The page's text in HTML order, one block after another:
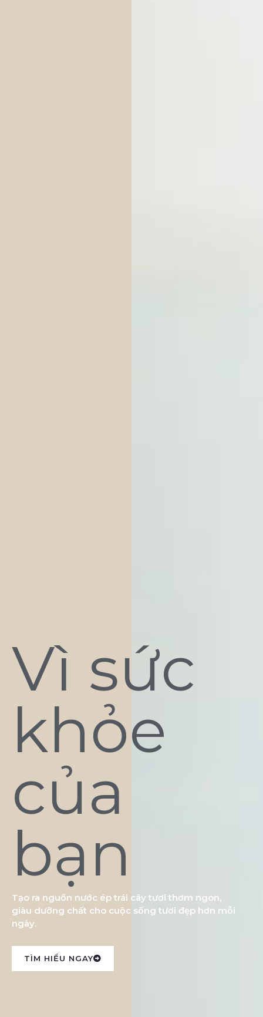
Vì sức
khỏe
của
bạn
Tạo ra nguồn nước ép trái cây tươi thơm ngon,
giàu dưỡng chất cho cuộc sống tươi đẹp hơn mỗi
ngày.
TÌM HIỂU NGAY